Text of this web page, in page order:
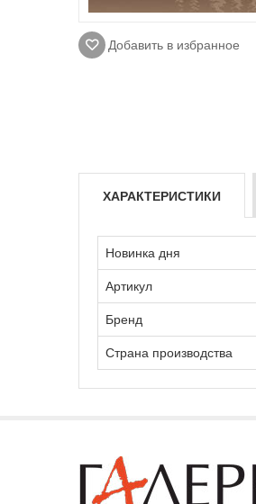
Добавить в избранное
ХАРАКТЕРИСТИКИ
Новинка дня
Артикул
Бренд
Страна производства